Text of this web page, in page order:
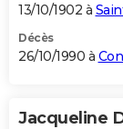
13/10/1902 à
Décès
26/10/1990 à
Jacqueline